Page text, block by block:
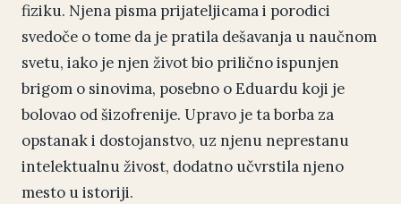
fiziku. Njena pisma prijateljicama i porodici
svedoče o tome da je pratila dešavanja u naučnom
svetu, iako je njen život bio prilično ispunjen
brigom o sinovima, posebno o Eduardu koji je
bolovao od šizofrenije. Upravo je ta borba za
opstanak i dostojanstvo, uz njenu neprestanu
intelektualnu živost, dodatno učvrstila njeno
mesto u istoriji.